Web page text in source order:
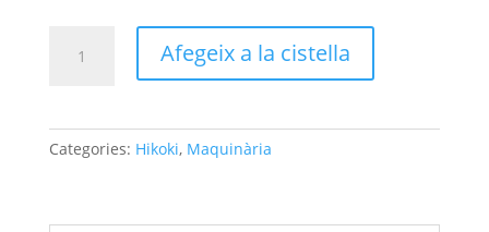
CALADORA
FCJ65V3
Afegeix a la cistella
Categories: Hikoki, Maquinària